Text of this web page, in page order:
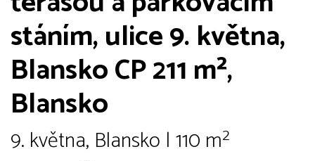
stáním, ulice 9. května,
Blansko CP 211 m²,
Blansko
9. května, Blansko | 110 m²